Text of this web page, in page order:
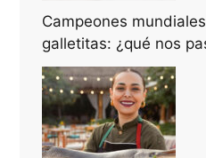
Campeones
galletitas: ¿qué nos